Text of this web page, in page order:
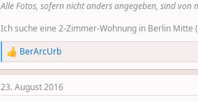
Alle Fotos, sofern nicht anders angegeben, sind
Ich suche eine 2-Zimmer-Wohnung in Berlin
R
e
a
c
BerArcUrb
23. August 2016